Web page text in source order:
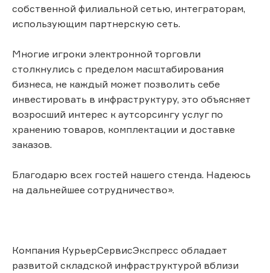
собственной филиальной сетью, интеграторам,
использующим партнерскую сеть.
Многие игроки электронной торговли
столкнулись с пределом масштабирования
бизнеса, не каждый может позволить себе
инвестировать в инфраструктуру, это объясняет
возросший интерес к аутсорсингу услуг по
хранению товаров, комплектации и доставке
заказов.
Благодарю всех гостей нашего стенда. Надеюсь
на дальнейшее сотрудничество».
Компания КурьерСервисЭкспресс обладает
развитой складской инфраструктурой вблизи